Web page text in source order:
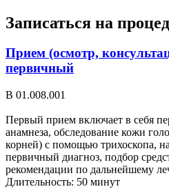
Записаться на
Прием (осмотр,
первичный
В 01.008.001
Первый прием включает в себя
анамнеза, обследование кожи
корней) с помощью трихоскопа,
первичный диагноз, подбор
рекомендации по дальнейшему
Длительность: 50 минут